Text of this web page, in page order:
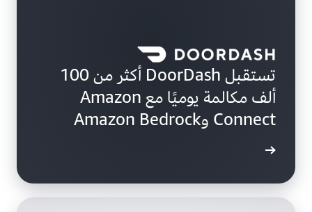
تستقبل DoorDash أكثر من 100
ألف مكالمة يوميًا مع Amazon
Connect وAmazon Bedrock